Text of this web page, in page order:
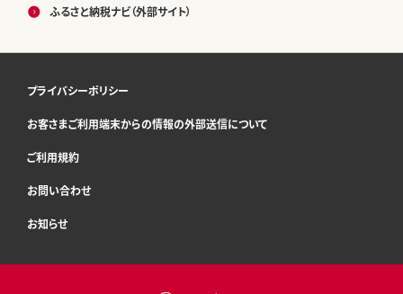
ふるさと納税ナビ（外部サイト）
プライバシーポリシー
お客さまご利用端末からの情報の外部送信について
ご利用規約
お問い合わせ
お知らせ